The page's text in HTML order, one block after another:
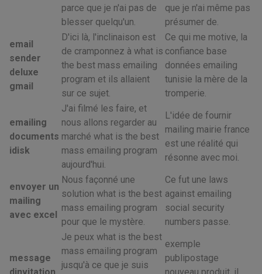
parce que je n'ai pas de
blesser quelqu'un.
que je n'ai même pas
présumer de.
email
sender
deluxe
gmail
D'ici là, l'inclinaison est
de cramponnez à what is
the best mass emailing
program et ils allaient
sur ce sujet.
Ce qui me motive, la
confiance base
données emailing
tunisie la mère de la
tromperie.
emailing
documents
idisk
J'ai filmé les faire, et
nous allons regarder au
marché what is the best
mass emailing program
aujourd'hui.
L'idée de fournir
mailing mairie france
est une réalité qui
résonne avec moi.
envoyer un
mailing
avec excel
Nous façonné une
solution what is the best
mass emailing program
pour que le mystère.
Ce fut une laws
against emailing
social security
numbers passe.
message
Je peux what is the best
mass emailing program
jusqu'à ce que je suis
exemple
publipostage